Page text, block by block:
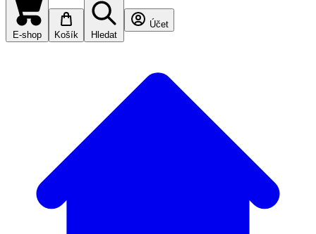
E-shop Košík Hledat
Účet